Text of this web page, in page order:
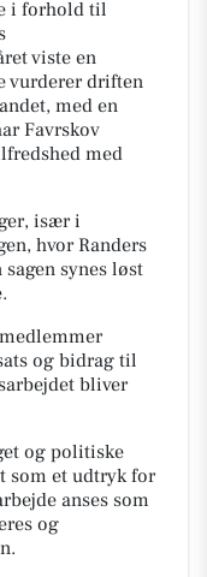
i forhold til
viste en
vurderer driften
med en
Favrskov
med
især i
hvor Randers
synes løst
og bidrag til
bliver
og politiske
som et udtryk for
anses som
og